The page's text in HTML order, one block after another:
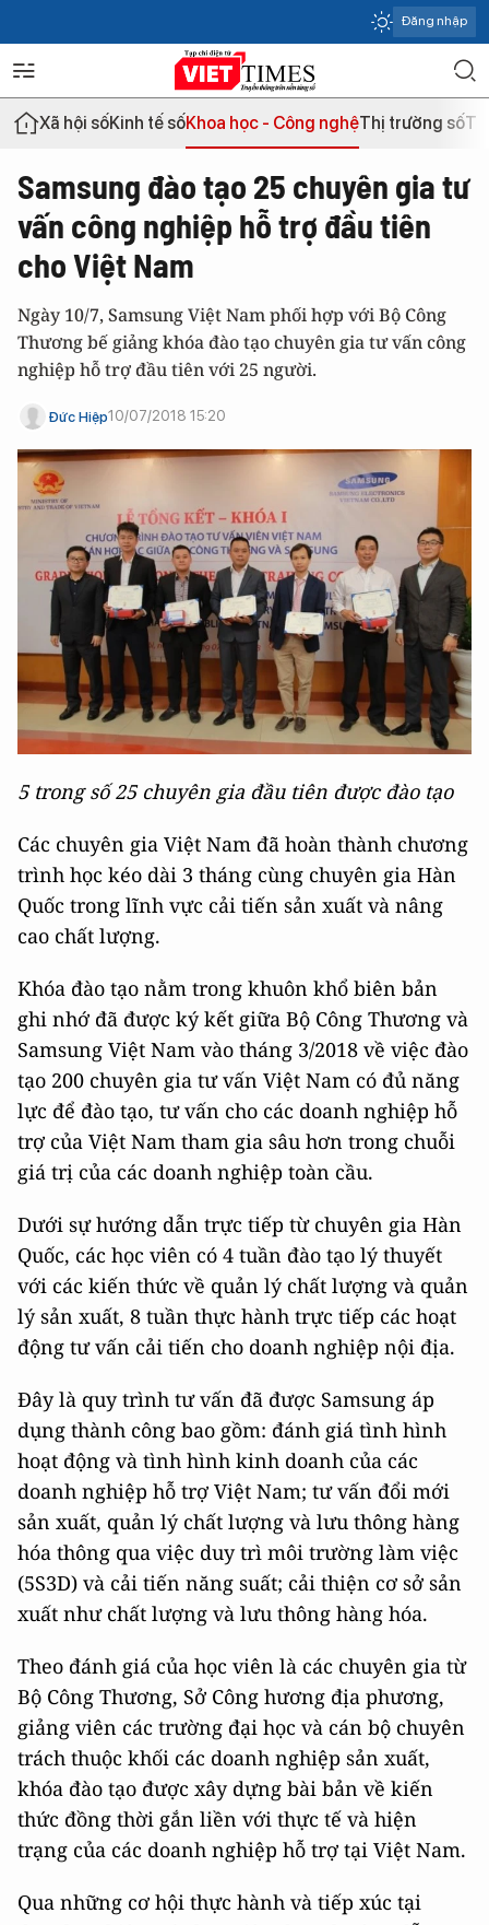
Đăng nhập
Xã hội sốKinh tế sốKhoa học - Công nghệThị trường số
Samsung đào tạo 25 chuyên gia tư
vấn công nghiệp hỗ trợ đầu tiên
cho Việt Nam
Ngày 10/7, Samsung Việt Nam phối hợp với Bộ Công
Thương bế giảng khóa đào tạo chuyên gia tư vấn công
nghiệp hỗ trợ đầu tiên với 25 người.
Đức Hiệp10/07/2018 15:20
5 trong số 25 chuyên gia đầu tiên được đào tạo
Các chuyên gia Việt Nam đã hoàn thành chương
trình học kéo dài 3 tháng cùng chuyên gia Hàn
Quốc trong lĩnh vực cải tiến sản xuất và nâng
cao chất lượng.
Khóa đào tạo nằm trong khuôn khổ biên bản
ghi nhớ đã được ký kết giữa Bộ Công Thương và
Samsung Việt Nam vào tháng 3/2018 về việc đào
tạo 200 chuyên gia tư vấn Việt Nam có đủ năng
lực để đào tạo, tư vấn cho các doanh nghiệp hỗ
trợ của Việt Nam tham gia sâu hơn trong chuỗi
giá trị của các doanh nghiệp toàn cầu.
Dưới sự hướng dẫn trực tiếp từ chuyên gia Hàn
Quốc, các học viên có 4 tuần đào tạo lý thuyết
với các kiến thức về quản lý chất lượng và quản
lý sản xuất, 8 tuần thực hành trực tiếp các hoạt
động tư vấn cải tiến cho doanh nghiệp nội địa.
Đây là quy trình tư vấn đã được Samsung áp
dụng thành công bao gồm: đánh giá tình hình
hoạt động và tình hình kinh doanh của các
doanh nghiệp hỗ trợ Việt Nam; tư vấn đổi mới
sản xuất, quản lý chất lượng và lưu thông hàng
hóa thông qua việc duy trì môi trường làm việc
(5S3D) và cải tiến năng suất; cải thiện cơ sở sản
xuất như chất lượng và lưu thông hàng hóa.
Theo đánh giá của học viên là các chuyên gia từ
Bộ Công Thương, Sở Công hương địa phương,
giảng viên các trường đại học và cán bộ chuyên
trách thuộc khối các doanh nghiệp sản xuất,
khóa đào tạo được xây dựng bài bản về kiến
thức đồng thời gắn liền với thực tế và hiện
trạng của các doanh nghiệp hỗ trợ tại Việt Nam.
Qua những cơ hội thực hành và tiếp xúc tại